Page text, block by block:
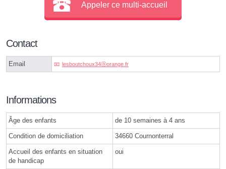
Appeler ce multi-accueil
Contact
Email lesboutchoux34ⓐorange.fr
Informations
Âge des enfants de 10 semaines à 4 ans
Condition de domiciliation 34660 Cournonterral
Accueil des enfants en situation
de handicap
oui